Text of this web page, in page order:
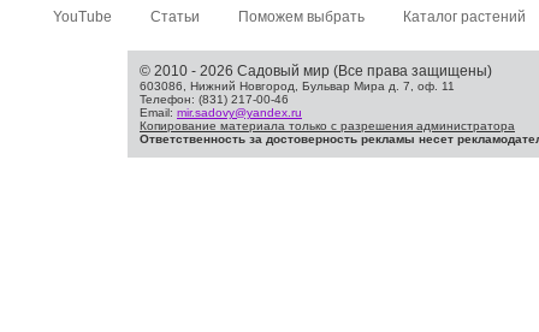
YouTube Статьи Поможем выбрать Каталог растений
© 2010 - 2026 Садовый мир (Все права защищены)
603086, Нижний Новгород, Бульвар Мира д. 7, оф. 11
Телефон: (831) 217-00-46
Email: mir.sadovy@yandex.ru
Копирование материала только с разрешения администратора
Ответственность за достоверность рекламы несет